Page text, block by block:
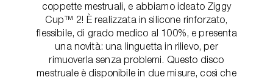
coppette mestruali, e abbiamo ideato Ziggy
Cup™ 2! È realizzata in silicone rinforzato,
flessibile, di grado medico al 100%, e presenta
una novità: una linguetta in rilievo, per
rimuoverla senza problemi. Questo disco
mestruale è disponibile in due misure, così che